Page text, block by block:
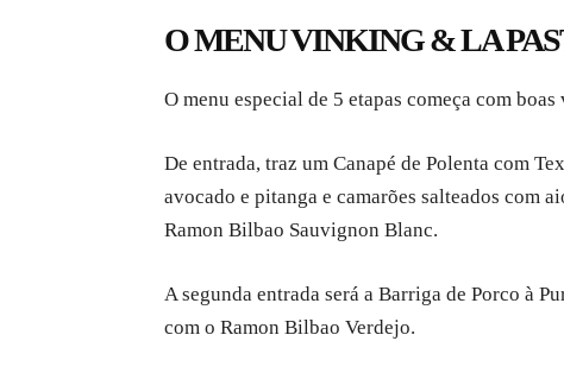
O MENU VINKING & LA
O menu especial de 5 etapas começa com
De entrada, traz um Canapé de Polenta com
avocado e pitanga e camarões salteados com
Ramon Bilbao Sauvignon Blanc.
A segunda entrada será a Barriga de Porco à
com o Ramon Bilbao Verdejo.